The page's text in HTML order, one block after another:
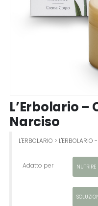
L’Erbolario –
Narciso
L'ERBOLARIO > L'ERBOLARIO
Adatto per